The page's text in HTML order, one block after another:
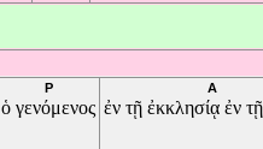
P
ὁ γενόμενος
A
ἐν τῇ ἐκκλησίᾳ ἐν